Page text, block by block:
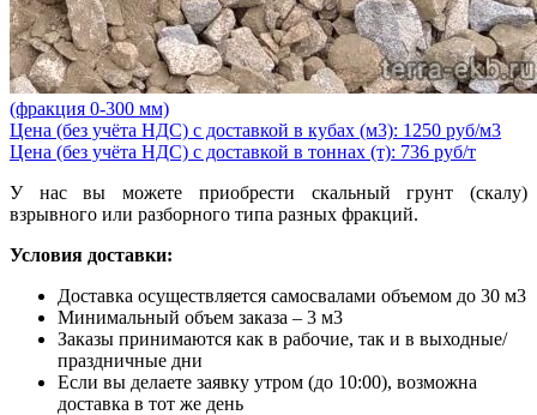
(фракция 0-300 мм)
Цена (без учёта НДС) с доставкой в кубах (м3): 1250 руб/м3
Цена (без учёта НДС) с доставкой в тоннах (т): 736 руб/т
У нас вы можете приобрести скальный грунт (скалу)
взрывного или разборного типа разных фракций.
Условия доставки:
Доставка осуществляется самосвалами объемом до 30 м3
Минимальный объем заказа – 3 м3
Заказы принимаются как в рабочие, так и в выходные/
праздничные дни
Если вы делаете заявку утром (до 10:00), возможна
доставка в тот же день